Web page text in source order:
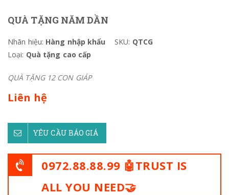
QUÀ TẶNG NĂM DẦN
Nhãn hiệu: Hàng nhập khẩu SKU: QTCG
Loại: Quà tặng cao cấp
QUÀ TẶNG 12 CON GIÁP
Liên hệ
YÊU CẦU BÁO GIÁ
0972.88.88.99 🤖TRUST IS
ALL YOU NEED🤝